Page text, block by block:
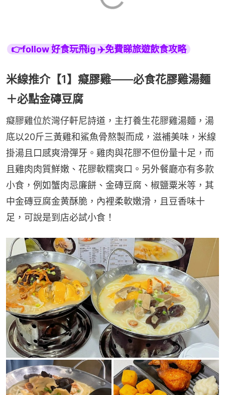
👉follow 好食玩飛ig ✈️免費睇旅遊飲食攻略
米線推介【1】癡膠雞——必食花膠雞湯麵
＋必點金磚豆腐
癡膠雞位於灣仔軒尼詩道，主打養生花膠雞湯麵，湯
底以20斤三黃雞和鯊魚骨熬製而成，滋補美味，米線
掛湯且口感爽滑彈牙。雞肉與花膠不但份量十足，而
且雞肉肉質鮮嫩、花膠軟糯爽口。另外餐廳亦有多款
小食，例如蟹肉忌廉餅、金磚豆腐、椒鹽粟米等，其
中金磚豆腐金黄酥脆，內裡柔軟嫩滑，且豆香味十
足，可說是到店必試小食！